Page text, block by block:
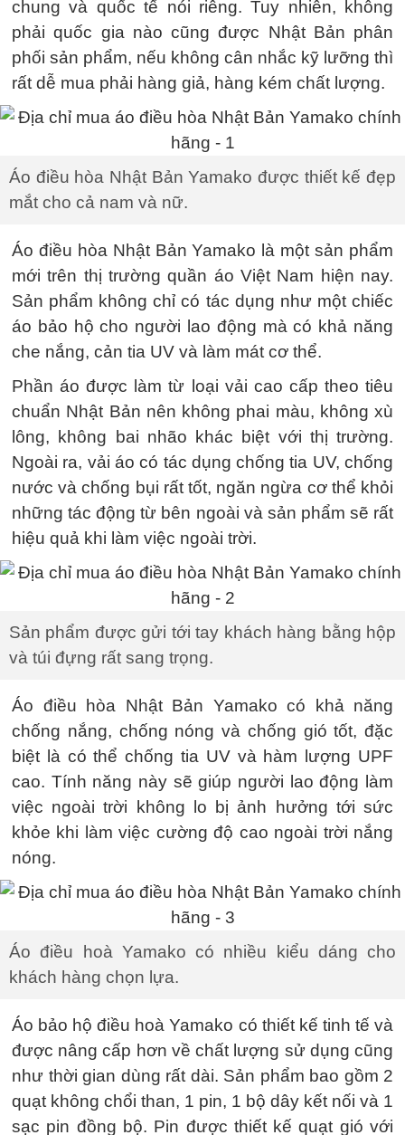
chung và quốc tế nói riêng. Tuy nhiên, không
phải quốc gia nào cũng được Nhật Bản phân
phối sản phẩm, nếu không cân nhắc kỹ lưỡng thì
rất dễ mua phải hàng giả, hàng kém chất lượng.
Áo điều hòa Nhật Bản Yamako được thiết kế đẹp
mắt cho cả nam và nữ.
Áo điều hòa Nhật Bản Yamako là một sản phẩm
mới trên thị trường quần áo Việt Nam hiện nay.
Sản phẩm không chỉ có tác dụng như một chiếc
áo bảo hộ cho người lao động mà có khả năng
che nắng, cản tia UV và làm mát cơ thể.
Phần áo được làm từ loại vải cao cấp theo tiêu
chuẩn Nhật Bản nên không phai màu, không xù
lông, không bai nhão khác biệt với thị trường.
Ngoài ra, vải áo có tác dụng chống tia UV, chống
nước và chống bụi rất tốt, ngăn ngừa cơ thể khỏi
những tác động từ bên ngoài và sản phẩm sẽ rất
hiệu quả khi làm việc ngoài trời.
Sản phẩm được gửi tới tay khách hàng bằng hộp
và túi đựng rất sang trọng.
Áo điều hòa Nhật Bản Yamako có khả năng
chống nắng, chống nóng và chống gió tốt, đặc
biệt là có thể chống tia UV và hàm lượng UPF
cao. Tính năng này sẽ giúp người lao động làm
việc ngoài trời không lo bị ảnh hưởng tới sức
khỏe khi làm việc cường độ cao ngoài trời nắng
nóng.
Áo điều hoà Yamako có nhiều kiểu dáng cho
khách hàng chọn lựa.
Áo bảo hộ điều hoà Yamako có thiết kế tinh tế và
được nâng cấp hơn về chất lượng sử dụng cũng
như thời gian dùng rất dài. Sản phẩm bao gồm 2
quạt không chổi than, 1 pin, 1 bộ dây kết nối và 1
sạc pin đồng bộ. Pin được thiết kế quạt gió với